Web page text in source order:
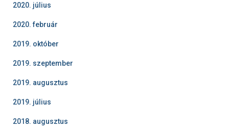
2020. július
2020. február
2019. október
2019. szeptember
2019. augusztus
2019. július
2018. augusztus